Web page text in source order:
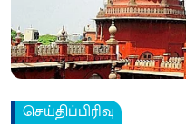
செய்திப்பிரிவு